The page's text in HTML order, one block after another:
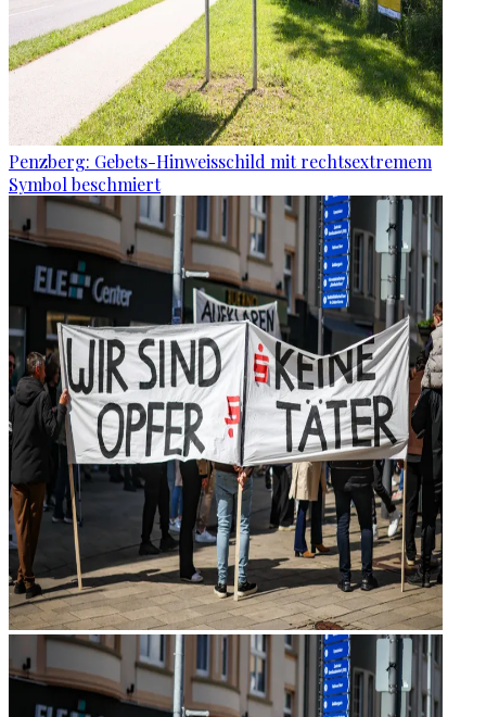
Penzberg: Gebets-Hinweisschild mit rechtsextremem
Symbol beschmiert